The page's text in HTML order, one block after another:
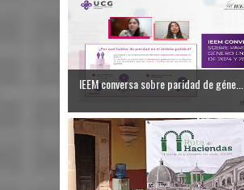
IEEM conversa sobre paridad de géne...